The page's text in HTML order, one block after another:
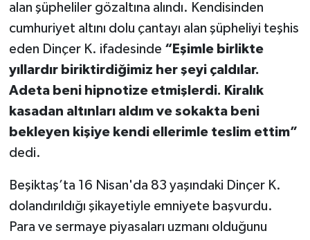
alan şüpheliler gözaltına alındı. Kendisinden
cumhuriyet altını dolu çantayı alan şüpheliyi teşhis
eden Dinçer K. ifadesinde “Eşimle birlikte
yıllardır biriktirdiğimiz her şeyi çaldılar.
Adeta beni hipnotize etmişlerdi. Kiralık
kasadan altınları aldım ve sokakta beni
bekleyen kişiye kendi ellerimle teslim ettim”
dedi.
Beşiktaş’ta 16 Nisan'da 83 yaşındaki Dinçer K.
dolandırıldığı şikayetiyle emniyete başvurdu.
Para ve sermaye piyasaları uzmanı olduğunu